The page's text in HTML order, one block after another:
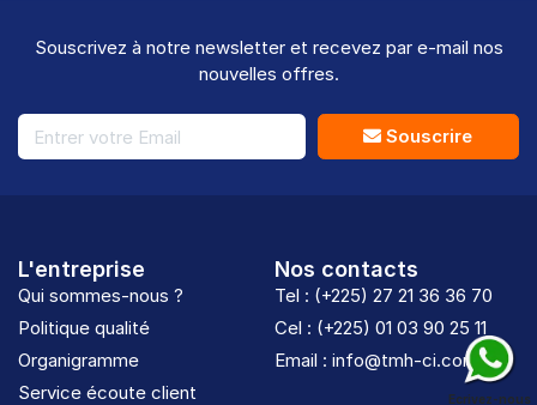
Souscrivez à notre newsletter et recevez par e-mail nos
nouvelles offres.
Souscrire
L'entreprise
Qui sommes-nous ?
Politique qualité
Organigramme
Service écoute client
Nos contacts
Tel : (+225) 27 21 36 36 70
Cel : (+225) 01 03 90 25 11
Email : info@tmh-ci.com
Ecrivez-nous